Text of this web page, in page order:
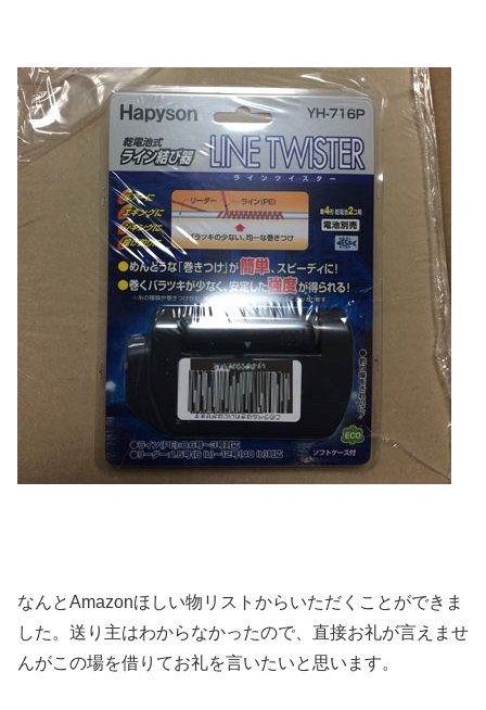
なんとAmazonほしい物リストからいただくことができま
した。送り主はわからなかったので、直接お礼が言えませ
んがこの場を借りてお礼を言いたいと思います。